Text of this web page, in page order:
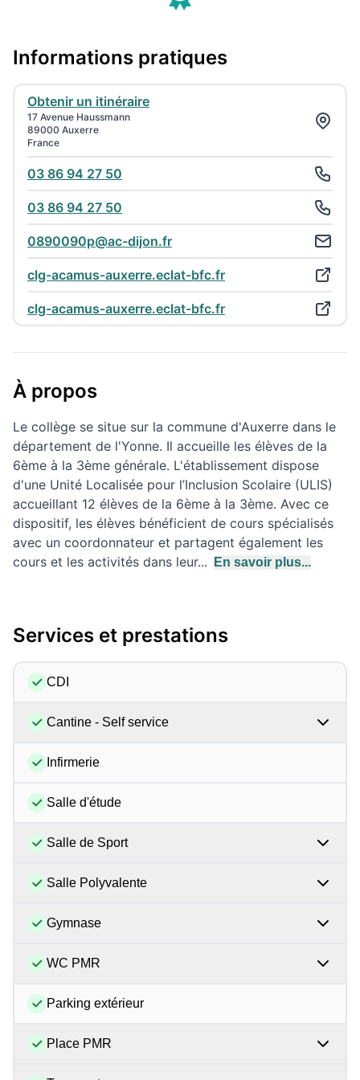
Informations pratiques
Obtenir un itinéraire
17 Avenue Haussmann
89000 Auxerre
France
03 86 94 27 50
03 86 94 27 50
0890090p@ac-dijon.fr
clg-acamus-auxerre.eclat-bfc.fr
clg-acamus-auxerre.eclat-bfc.fr
À propos
Le collège se situe sur la commune d'Auxerre dans le
département de l'Yonne. Il accueille les élèves de la
6ème à la 3ème générale. L'établissement dispose
d'une Unité Localisée pour l’Inclusion Scolaire (ULIS)
accueillant 12 élèves de la 6ème à la 3ème. Avec ce
dispositif, les élèves bénéficient de cours spécialisés
avec un coordonnateur et partagent également les
cours et les activités dans leur...
En savoir plus...
Services et prestations
CDI
Cantine - Self service
Infirmerie
Salle d'étude
Salle de Sport
Salle Polyvalente
Gymnase
WC PMR
Parking extérieur
Place PMR